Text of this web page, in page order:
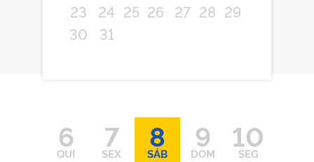
23
24 25 26 27 28 29
30
31
6
QUI
7
SEX
8
SÁB
9
DOM
10
SEG